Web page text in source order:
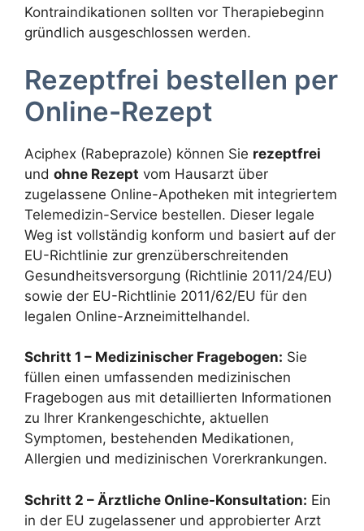
Kontraindikationen sollten vor Therapiebeginn
gründlich ausgeschlossen werden.
Rezeptfrei bestellen per
Online-Rezept
Aciphex (Rabeprazole) können Sie rezeptfrei
und ohne Rezept vom Hausarzt über
zugelassene Online-Apotheken mit integriertem
Telemedizin-Service bestellen. Dieser legale
Weg ist vollständig konform und basiert auf der
EU-Richtlinie zur grenzüberschreitenden
Gesundheitsversorgung (Richtlinie 2011/24/EU)
sowie der EU-Richtlinie 2011/62/EU für den
legalen Online-Arzneimittelhandel.
Schritt 1 – Medizinischer Fragebogen: Sie
füllen einen umfassenden medizinischen
Fragebogen aus mit detaillierten Informationen
zu Ihrer Krankengeschichte, aktuellen
Symptomen, bestehenden Medikationen,
Allergien und medizinischen Vorerkrankungen.
Schritt 2 – Ärztliche Online-Konsultation: Ein
in der EU zugelassener und approbierter Arzt